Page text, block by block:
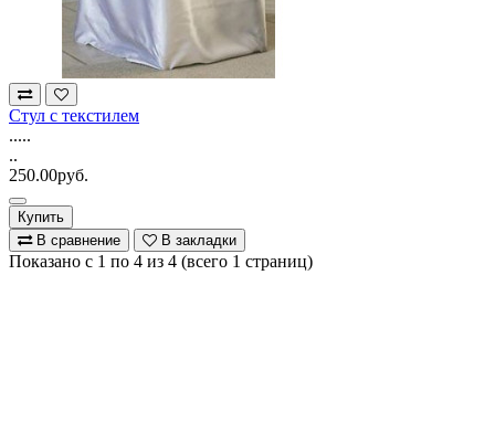
Стул с текстилем
.....
..
250.00руб.
Купить
В сравнение
В закладки
Показано с 1 по 4 из 4 (всего 1 страниц)